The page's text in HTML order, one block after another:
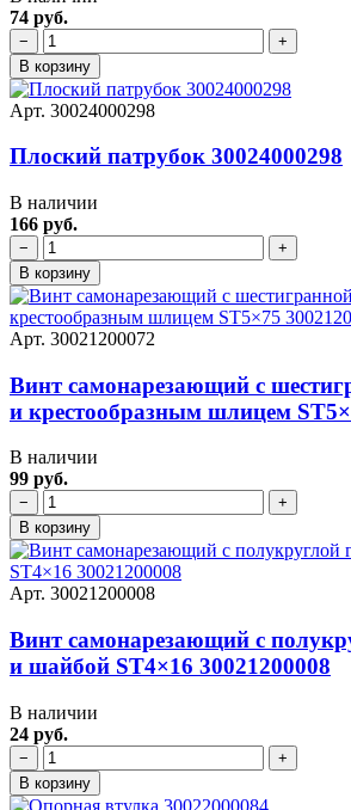
74 руб.
−
+
В корзину
Арт. 30024000298
Плоский патрубок 30024000298
В наличии
166 руб.
−
+
В корзину
Арт. 30021200072
Винт самонарезающий с
и крестообразным шлицем
В наличии
99 руб.
−
+
В корзину
Арт. 30021200008
Винт самонарезающий с
и шайбой ST4×16 30021200008
В наличии
24 руб.
−
+
В корзину